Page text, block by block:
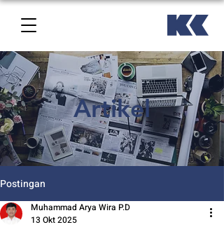
Artikel
Postingan
Muhammad Arya Wira P.D
13 Okt 2025